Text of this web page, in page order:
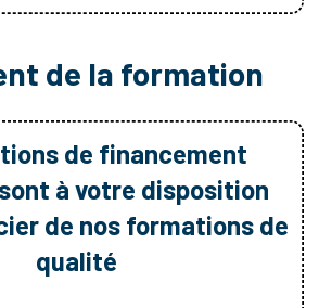
de la formation
de financement
à votre disposition
de nos formations de
qualité